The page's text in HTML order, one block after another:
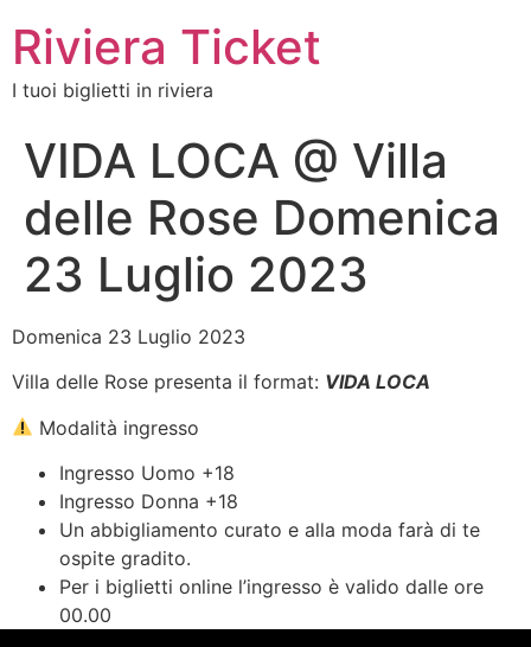
Riviera Ticket
I tuoi biglietti in riviera
VIDA LOCA @ Villa
delle Rose Domenica
23 Luglio 2023
Domenica 23 Luglio 2023
Villa delle Rose presenta il format: VIDA LOCA
Modalità ingresso
Ingresso Uomo +18
Ingresso Donna +18
Un abbigliamento curato e alla moda farà di te
ospite gradito.
Per i biglietti online l’ingresso è valido dalle ore
00.00